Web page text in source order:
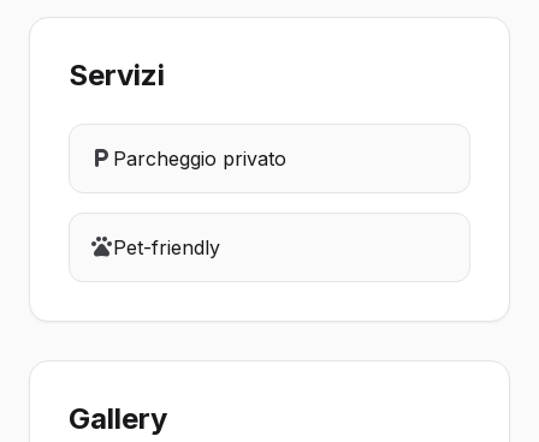
Servizi
Parcheggio privato
Pet-friendly
Gallery